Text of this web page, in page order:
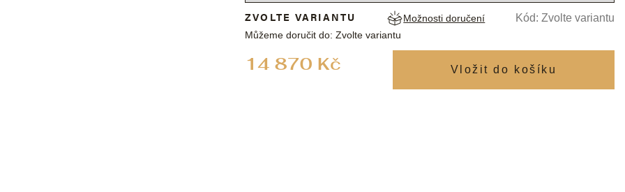
14 870 Kč
ZVOLTE VARIANTU
Můžeme doručit do: Zvolte variantu
Možnosti doručení Kód: Zvolte variantu